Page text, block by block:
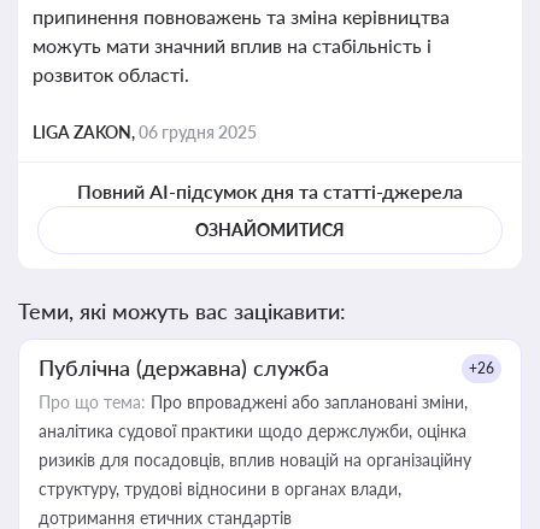
припинення повноважень та зміна керівництва
можуть мати значний вплив на стабільність і
розвиток області.
LIGA ZAKON,06 грудня 2025
Повний AI-підсумок дня та статті-джерела
ОЗНАЙОМИТИСЯ
Теми, які можуть вас зацікавити:
Публічна (державна) служба +26
Про що тема: Про впроваджені або заплановані зміни,
аналітика судової практики щодо держслужби, оцінка
ризиків для посадовців, вплив новацій на організаційну
структуру, трудові відносини в органах влади,
дотримання етичних стандартів